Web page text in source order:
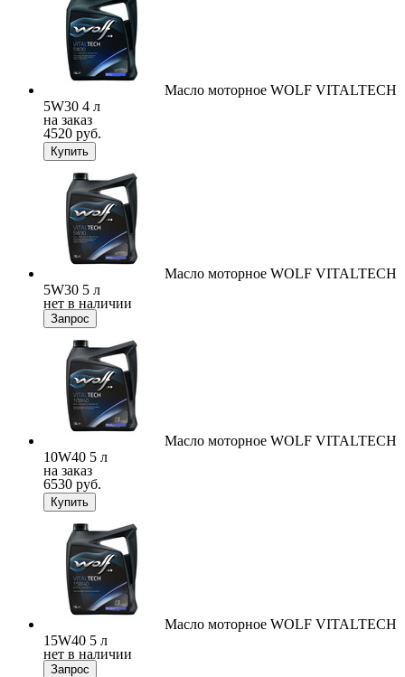
Масло моторное WOLF VITALTECH
5W30 4 л
на заказ
4520 руб.
Купить
Масло моторное WOLF VITALTECH
5W30 5 л
нет в наличии
Запрос
Масло моторное WOLF VITALTECH
10W40 5 л
на заказ
6530 руб.
Купить
Масло моторное WOLF VITALTECH
15W40 5 л
нет в наличии
Запрос